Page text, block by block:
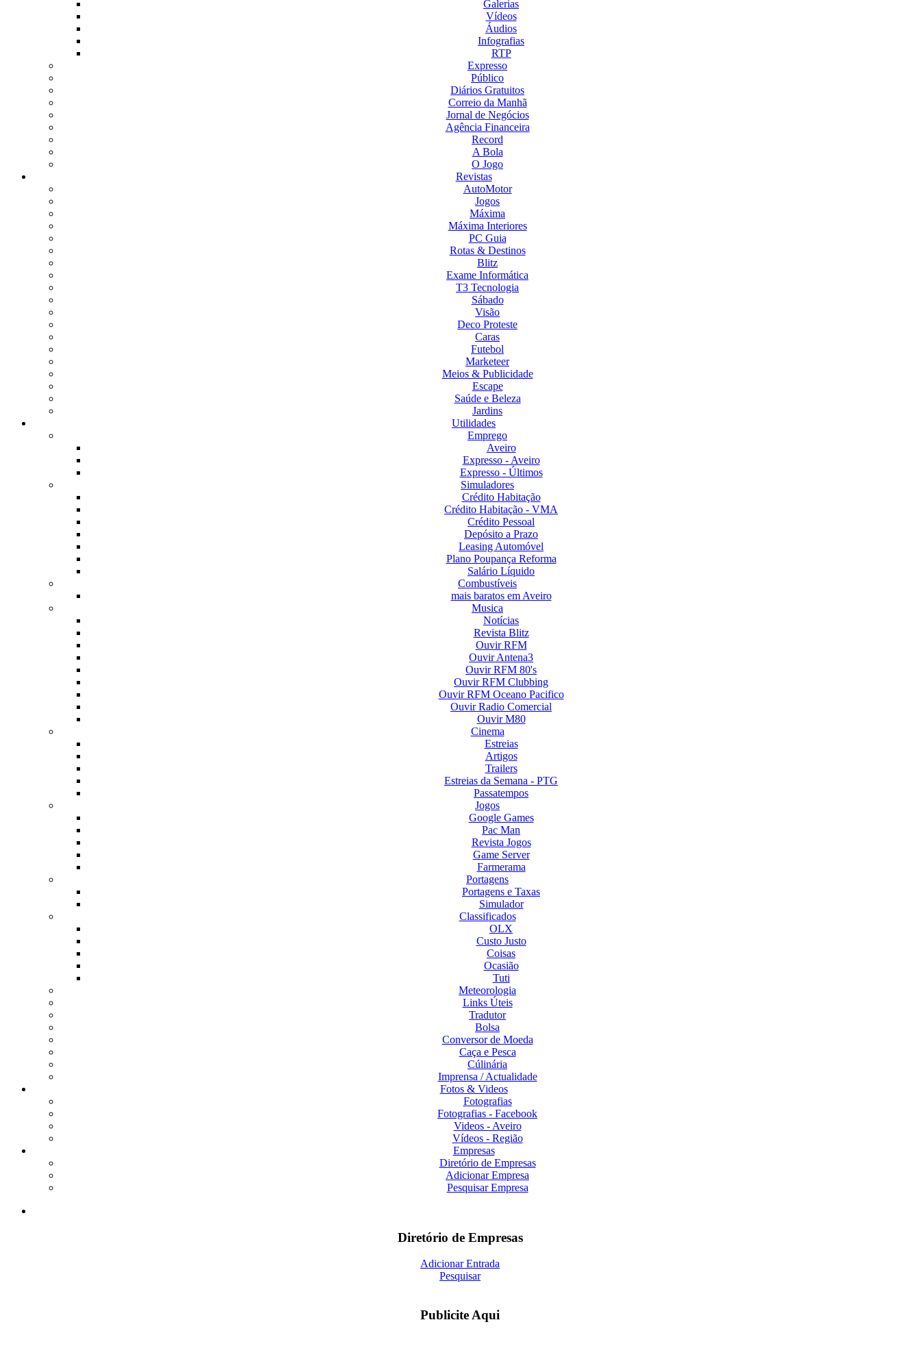
Galerias
Vídeos
Áudios
Infografias
RTP
Expresso
Público
Diários Gratuitos
Correio da Manhã
Jornal de Negócios
Agência Financeira
Record
A Bola
O Jogo
Revistas
AutoMotor
Jogos
Máxima
Máxima Interiores
PC Guia
Rotas & Destinos
Blitz
Exame Informática
T3 Tecnologia
Sábado
Visão
Deco Proteste
Caras
Futebol
Marketeer
Meios & Publicidade
Escape
Saúde e Beleza
Jardins
Utilidades
Emprego
Aveiro
Expresso - Aveiro
Expresso - Últimos
Simuladores
Crédito Habitação
Crédito Habitação - VMA
Crédito Pessoal
Depósito a Prazo
Leasing Automóvel
Plano Poupança Reforma
Salário Líquido
Combustíveis
mais baratos em Aveiro
Musica
Notícias
Revista Blitz
Ouvir RFM
Ouvir Antena3
Ouvir RFM 80's
Ouvir RFM Clubbing
Ouvir RFM Oceano Pacifico
Ouvir Radio Comercial
Ouvir M80
Cinema
Estreias
Artigos
Trailers
Estreias da Semana - PTG
Passatempos
Jogos
Google Games
Pac Man
Revista Jogos
Game Server
Farmerama
Portagens
Portagens e Taxas
Simulador
Classificados
OLX
Custo Justo
Coisas
Ocasião
Tuti
Meteorologia
Links Úteis
Tradutor
Bolsa
Conversor de Moeda
Caça e Pesca
Cúlinária
Imprensa / Actualidade
Fotos & Videos
Fotografias
Fotografias - Facebook
Videos - Aveiro
Vídeos - Região
Empresas
Diretório de Empresas
Adicionar Empresa
Pesquisar Empresa
Diretório de Empresas
Adicionar Entrada
Pesquisar
Publicite Aqui